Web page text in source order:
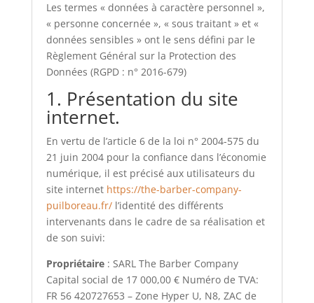
Les termes « données à caractère personnel »,
« personne concernée », « sous traitant » et «
données sensibles » ont le sens défini par le
Règlement Général sur la Protection des
Données (RGPD : n° 2016-679)
1. Présentation du site
internet.
En vertu de l’article 6 de la loi n° 2004-575 du
21 juin 2004 pour la confiance dans l’économie
numérique, il est précisé aux utilisateurs du
site internet https://the-barber-company-
puilboreau.fr/l’identité des différents
intervenants dans le cadre de sa réalisation et
de son suivi:
Propriétaire: SARL The Barber Company
Capital social de 17 000,00 € Numéro de TVA:
FR 56 420727653 – Zone Hyper U, N8, ZAC de